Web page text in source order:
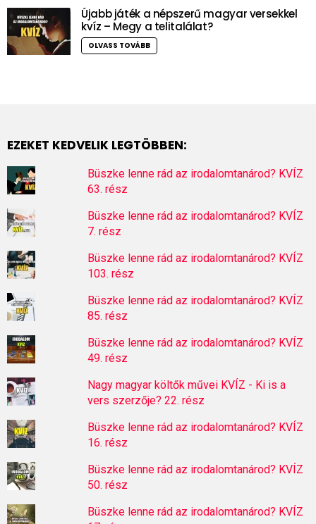
Újabb játék a népszerű magyar versekkel
kvíz – Megy a telitalálat?
OLVASS TOVÁBB
EZEKET KEDVELIK LEGTÖBBEN:
Büszke lenne rád az irodalomtanárod? KVÍZ
63. rész
Büszke lenne rád az irodalomtanárod? KVÍZ
7. rész
Büszke lenne rád az irodalomtanárod? KVÍZ
103. rész
Büszke lenne rád az irodalomtanárod? KVÍZ
85. rész
Büszke lenne rád az irodalomtanárod? KVÍZ
49. rész
Nagy magyar költők művei KVÍZ - Ki is a
vers szerzője? 22. rész
Büszke lenne rád az irodalomtanárod? KVÍZ
16. rész
Büszke lenne rád az irodalomtanárod? KVÍZ
50. rész
Büszke lenne rád az irodalomtanárod? KVÍZ